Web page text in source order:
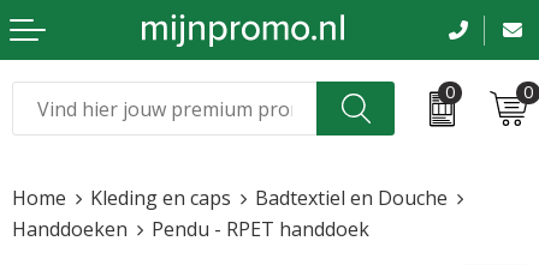
0 0
Kleding & caps
Sinterklaas
Home Kleding en caps
Badtextiel en Douche
Handdoeken
Pendu - RPET handdoek